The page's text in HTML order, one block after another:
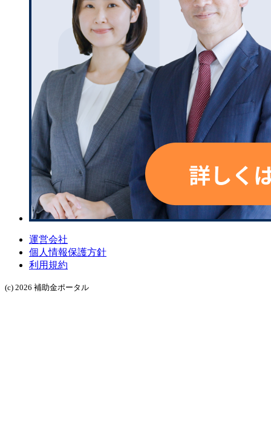
運営会社
個人情報保護方針
利用規約
(c) 2026 補助金ポータル